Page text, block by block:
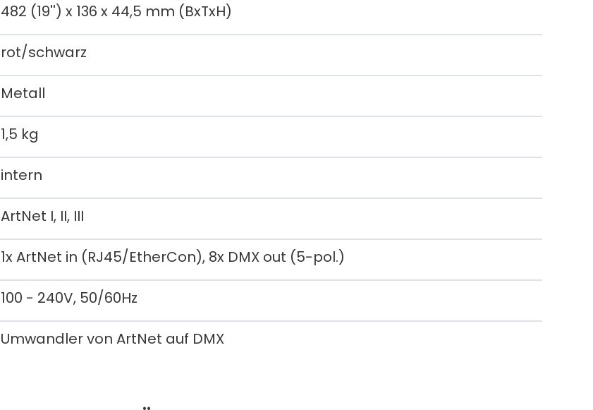
482 (19'') x 136 x 44,5 mm (BxTxH)
rot/schwarz
Metall
1,5 kg
intern
ArtNet I, II, III
1x ArtNet in (RJ45/EtherCon), 8x DMX out (5-pol.)
100 - 240V, 50/60Hz
Umwandler von ArtNet auf DMX